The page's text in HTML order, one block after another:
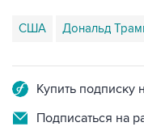
США Дональд
Купить подписку
Подписаться на